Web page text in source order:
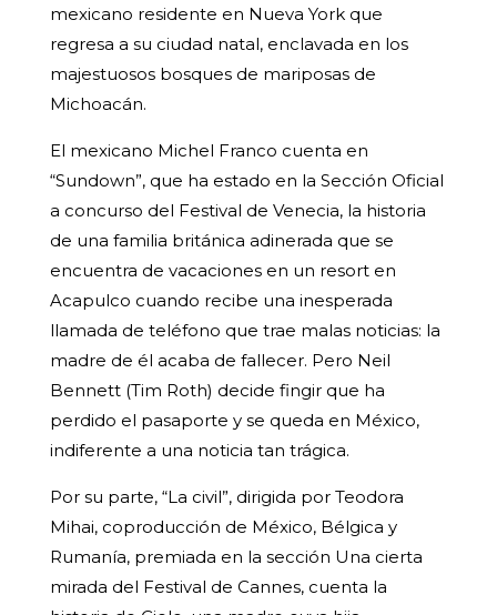
mexicano residente en Nueva York que
regresa a su ciudad natal, enclavada en los
majestuosos bosques de mariposas de
Michoacán.
El mexicano Michel Franco cuenta en
“Sundown”, que ha estado en la Sección Oficial
a concurso del Festival de Venecia, la historia
de una familia británica adinerada que se
encuentra de vacaciones en un resort en
Acapulco cuando recibe una inesperada
llamada de teléfono que trae malas noticias: la
madre de él acaba de fallecer. Pero Neil
Bennett (Tim Roth) decide fingir que ha
perdido el pasaporte y se queda en México,
indiferente a una noticia tan trágica.
Por su parte, “La civil”, dirigida por Teodora
Mihai, coproducción de México, Bélgica y
Rumanía, premiada en la sección Una cierta
mirada del Festival de Cannes, cuenta la